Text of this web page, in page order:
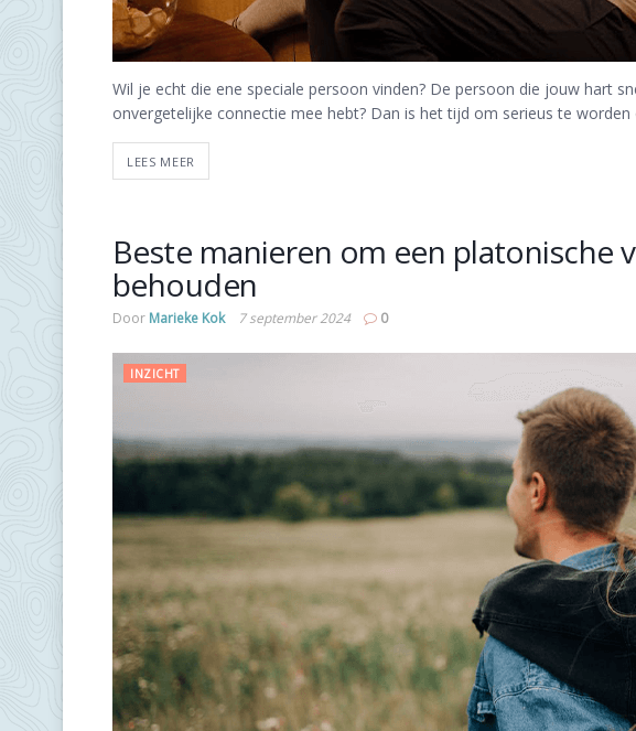
Wil je echt die ene speciale persoon vinden? De persoon die jouw hart
onvergetelijke connectie mee hebt? Dan is het tijd om serieus te worden
LEES MEER
Beste manieren om een platonische
behouden
Door Marieke Kok 7 september 2024 0
INZICHT